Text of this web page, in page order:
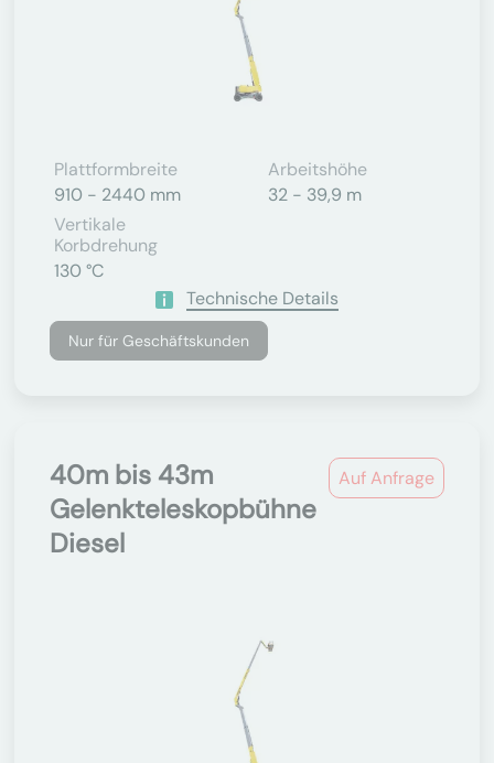
Plattformbreite
910 - 2440 mm
Arbeitshöhe
32 - 39,9 m
Vertikale
Korbdrehung
130 °C
Technische Details
Nur für Geschäftskunden
Auf Anfrage
40m bis 43m
Gelenkteleskopbühne
Diesel